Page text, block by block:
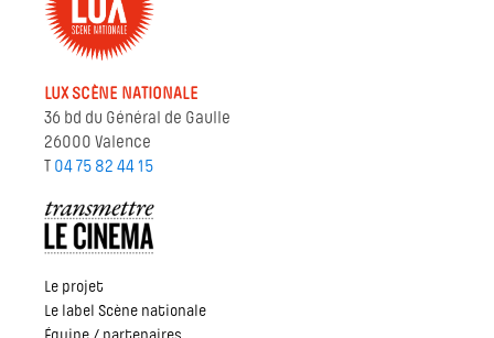
LUX SCÈNE NATIONALE
36 bd du Général de Gaulle
26000 Valence
T 04 75 82 44 15
Le projet
Le label Scène nationale